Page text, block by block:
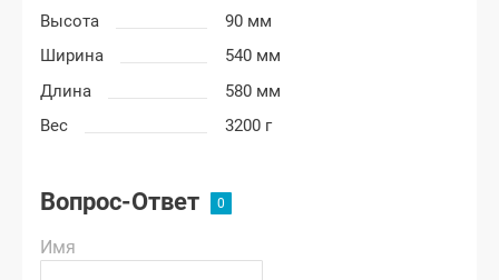
Высота
90 мм
Ширина
540 мм
Длина
580 мм
Вес
3200 г
Вопрос-Ответ
Имя